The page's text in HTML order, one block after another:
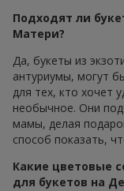
Подходят ли
Матери?
Да, букеты из
антуриумы, могут
для тех, кто хочет
необычное. Они
мамы, делая
способ показать,
Какие цветовые
для букетов на